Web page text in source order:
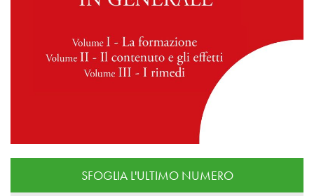
SFOGLIA L'ULTIMO NUMERO